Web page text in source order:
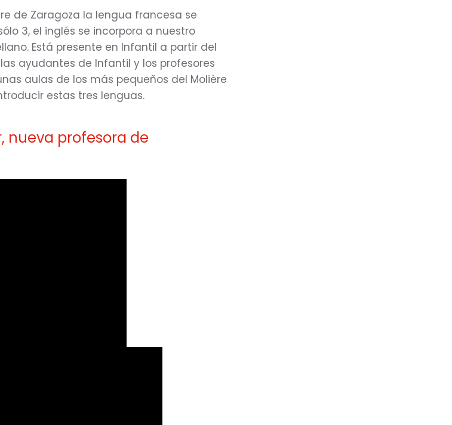
de Zaragoza la lengua francesa se
3, el inglés se incorpora a nuestro
Está presente en Infantil a partir del
ayudantes de Infantil y los profesores
aulas de los más pequeños del Molière
estas tres lenguas.
nueva profesora de